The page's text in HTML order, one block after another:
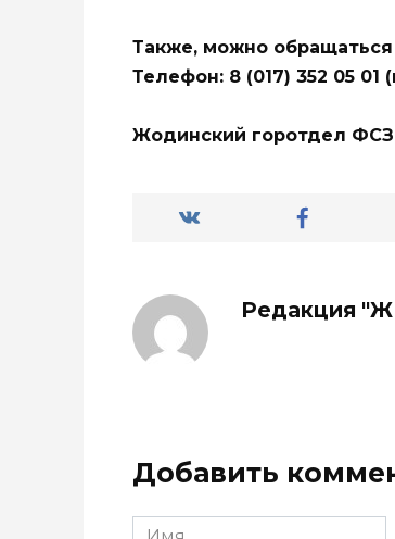
Также, можно
Телефон: 8 (017) 352 05
Жодинский горотдел
Редакция
Добавить
Имя